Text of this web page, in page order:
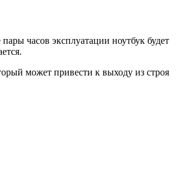
часов эксплуатации ноутбук будет
может привести к выходу из строя